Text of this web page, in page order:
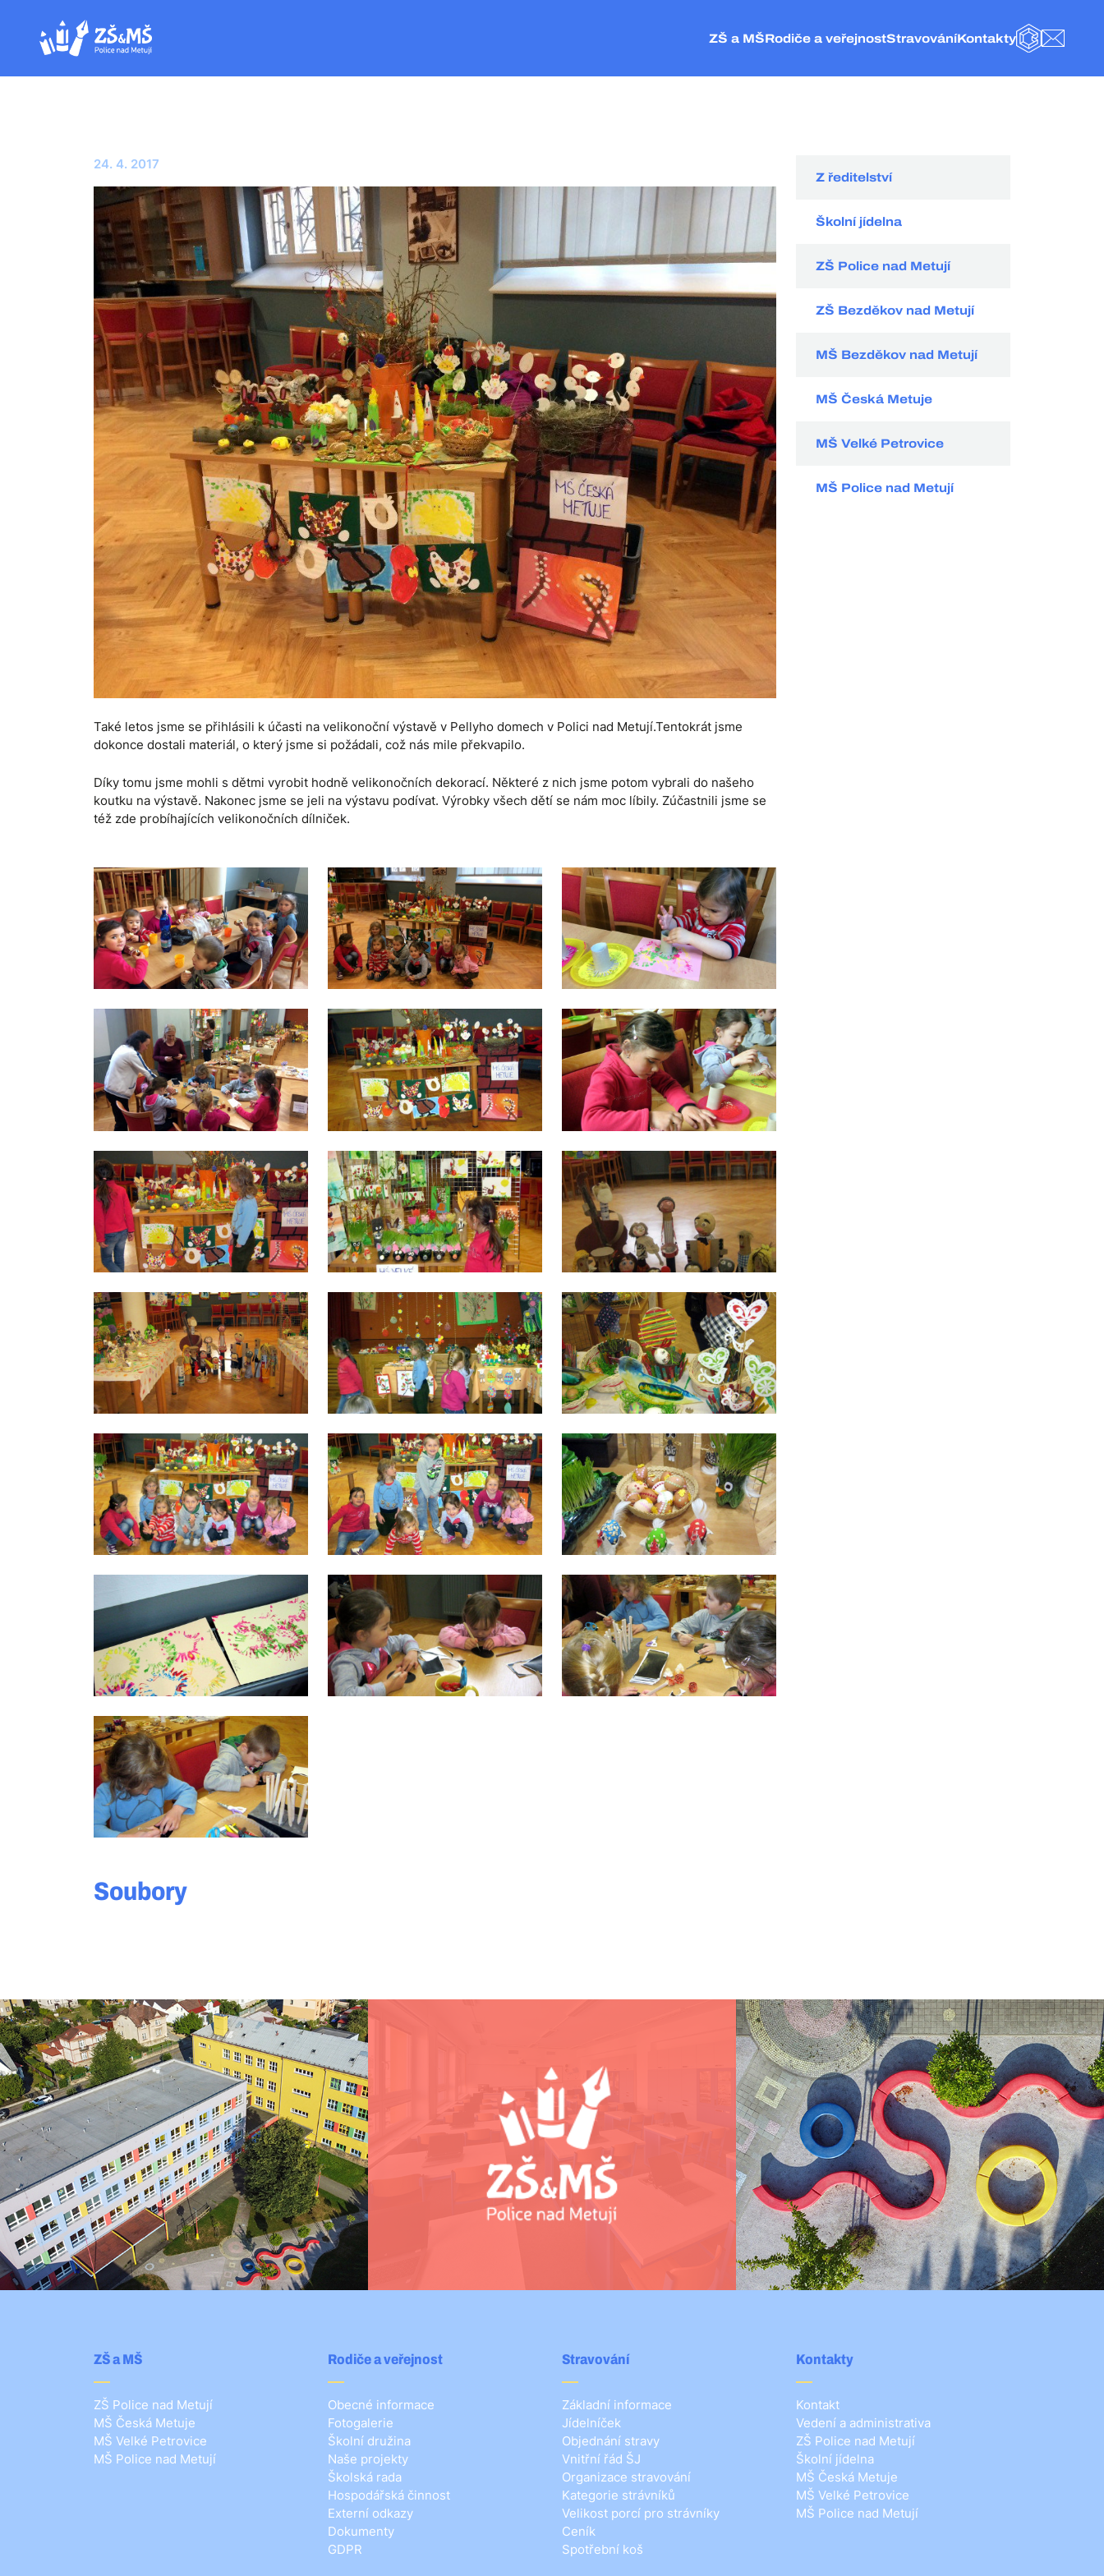
ZŠ a MŠRodiče a veřejnost
Hospodářská činnost
Externí odkazy
Dokumenty
GDPR
Stravování
Kategorie strávníků
Spotřební koš
Kontakty
BAKALÁŘI
E-MAIL
24. 4. 2017
Také letos jsme se přihlásili k účasti na velikonoční výstavě v Pellyho domech v Polici nad Metují.Tentokrát jsme
dokonce dostali materiál, o který jsme si požádali, což nás mile překvapilo.
Díky tomu jsme mohli s dětmi vyrobit hodně velikonočních dekorací. Některé z nich jsme potom vybrali do našeho
koutku na výstavě. Nakonec jsme se jeli na výstavu podívat. Výrobky všech dětí se nám moc líbily. Zúčastnili jsme se
též zde probíhajících velikonočních dílniček.
Soubory
Z ředitelství
Školní jídelna
ZŠ Police nad Metují
ZŠ Bezděkov nad Metují
MŠ Bezděkov nad Metují
MŠ Česká Metuje
MŠ Velké Petrovice
MŠ Police nad Metují
ZŠ a MŠ
ZŠ Police nad Metují
MŠ Česká Metuje
MŠ Velké Petrovice
MŠ Police nad Metují
Rodiče a veřejnost
Obecné informace
Fotogalerie
Školní družina
Naše projekty
Školská rada
Hospodářská činnost
Externí odkazy
Dokumenty
GDPR
Stravování
Základní informace
Jídelníček
Objednání stravy
Vnitřní řád ŠJ
Organizace stravování
Kategorie strávníků
Velikost porcí pro strávníky
Ceník
Spotřební koš
Kontakty
Kontakt
Vedení a administrativa
ZŠ Police nad Metují
Školní jídelna
MŠ Česká Metuje
MŠ Velké Petrovice
MŠ Police nad Metují